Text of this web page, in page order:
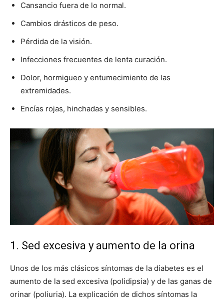
Cansancio fuera de lo normal.
Cambios drásticos de peso.
Pérdida de la visión.
Infecciones frecuentes de lenta curación.
Dolor, hormigueo y entumecimiento de las
extremidades.
Encías rojas, hinchadas y sensibles.
1. Sed excesiva y aumento de la orina
Unos de los más clásicos síntomas de la diabetes es el
aumento de la sed excesiva (polidipsia) y de las ganas de
orinar (poliuria). La explicación de dichos síntomas la